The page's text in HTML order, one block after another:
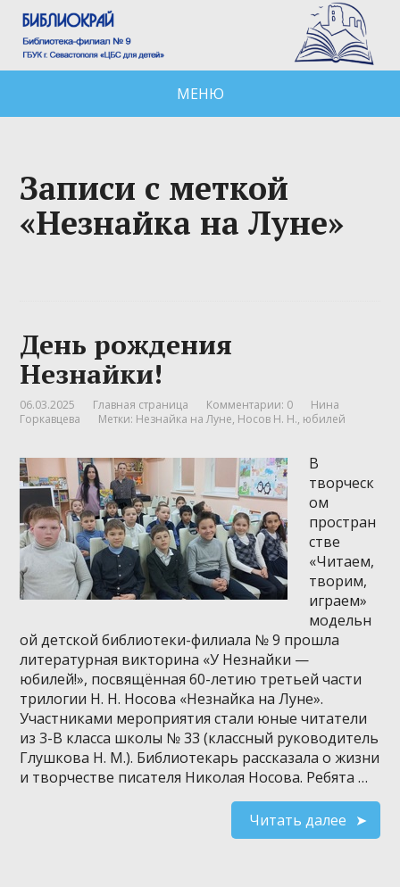
МЕНЮ
Записи с меткой
«Незнайка на Луне»
День рождения
Незнайки!
06.03.2025 Главная страница Комментарии: 0
Нина
Горкавцева
Метки: Незнайка на Луне, Носов Н. Н., юбилей
В
творческ
ом
простран
стве
«Читаем,
творим,
играем»
модельн
ой детской библиотеки-филиала № 9 прошла
литературная викторина «У Незнайки —
юбилей!», посвящённая 60-летию третьей части
трилогии Н. Н. Носова «Незнайка на Луне».
Участниками мероприятия стали юные читатели
из 3-В класса школы № 33 (классный руководитель
Глушкова Н. М.). Библиотекарь рассказала о жизни
и творчестве писателя Николая Носова. Ребята …
Читать далее